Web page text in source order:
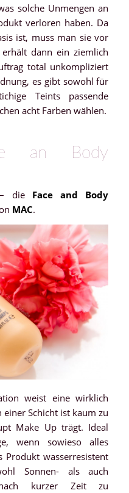
solche Unmengen an
verloren haben. Da
ist, muss man sie vor
dann ein ziemlich
total unkompliziert
es gibt sowohl für
Teints passende
acht Farben wählen.
an Body
die Face and Body
MAC.
weist eine wirklich
Schicht ist kaum zu
Make Up trägt. Ideal
wenn sowieso alles
Produkt wasserresistent
Sonnen- als auch
kurzer Zeit zu